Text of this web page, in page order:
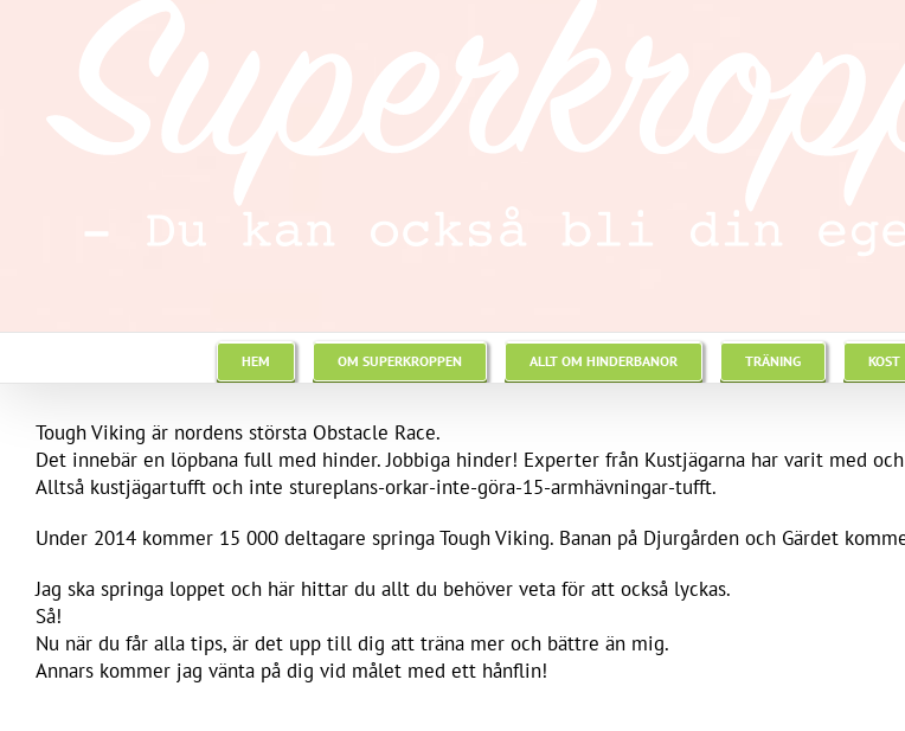
HEM OM SUPERKROPPEN ALLT OM HINDERBANOR TRÄNING KOST
Tough Viking är nordens största Obstacle Race.
Det innebär en löpbana full med hinder. Jobbiga hinder! Experter från Kustjägarna har varit med
Alltså kustjägartufft och inte stureplans-orkar-inte-göra-15-armhävningar-tufft.
Under 2014 kommer 15 000 deltagare springa Tough Viking. Banan på Djurgården och Gärdet
Jag ska springa loppet och här hittar du allt du behöver veta för att också lyckas.
Så!
Nu när du får alla tips, är det upp till dig att träna mer och bättre än mig.
Annars kommer jag vänta på dig vid målet med ett hånflin!